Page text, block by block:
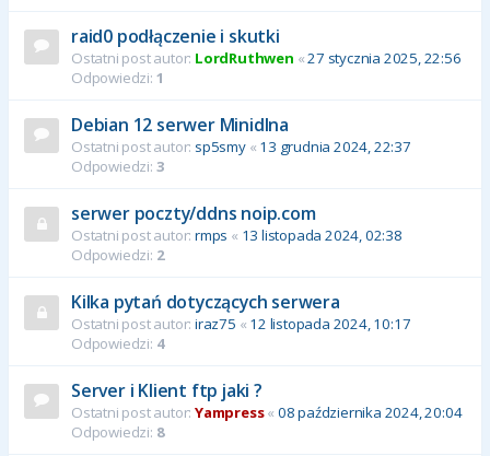
raid0 podłączenie i skutki
Ostatni post autor: LordRuthwen «27 stycznia 2025, 22:56
Odpowiedzi: 1
Debian 12 serwer Minidlna
Ostatni post autor: sp5smy« 13 grudnia 2024, 22:37
Odpowiedzi: 3
serwer poczty/ddns noip.com
Ostatni post autor: rmps « 13 listopada 2024, 02:38
Odpowiedzi: 2
Kilka pytań dotyczących serwera
Ostatni post autor: iraz75 « 12 listopada 2024, 10:17
Odpowiedzi: 4
Server i Klient ftp jaki ?
Ostatni post autor: Yampress« 08 października 2024, 20:04
Odpowiedzi: 8